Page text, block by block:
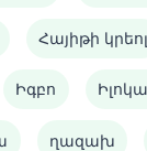
Հայիթի կրեոլ
Իգբո
ղազախ